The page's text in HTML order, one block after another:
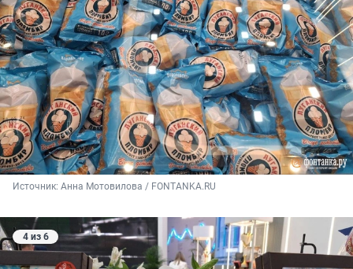
Источник: Анна Мотовилова / FONTANKA.RU
4 из 6